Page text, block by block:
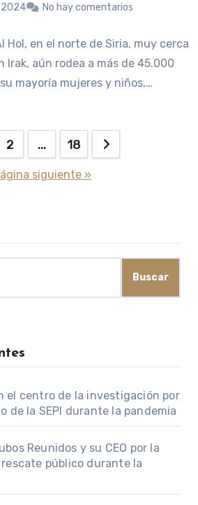
2024 No hay comentarios
Hol, en el norte de Siria, muy cerca
Irak, aún rodea a más de 45.000
mayoría mujeres y niños,…
2 … 18
siguiente »
el centro de la investigación por
de la SEPI durante la pandemia
Reunidos y su CEO por la
público durante la